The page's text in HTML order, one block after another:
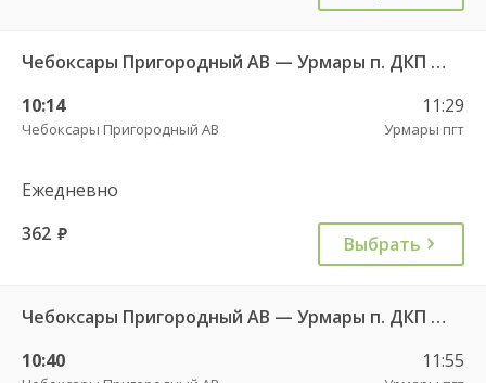
Чебоксары Пригородный АВ — Урмары п. ДКП 513
10:14
Чебоксары Пригородный АВ
11:29
Урмары пгт
Ежедневно
362 руб. Выбрать
Чебоксары Пригородный АВ — Урмары п. ДКП 513
10:40
11:55